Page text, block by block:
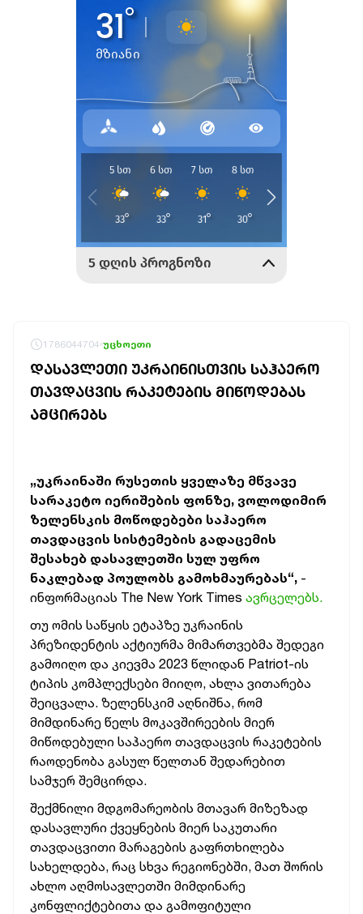
1786044704 უცხოეთი
ᲓᲐᲡᲐᲕᲚᲔᲗᲘ ᲣᲙᲠᲐᲘᲜᲘᲡᲗᲕᲘᲡ ᲡᲐᲰᲐᲔᲠᲝ
ᲗᲐᲕᲓᲐᲪᲕᲘᲡ ᲠᲐᲙᲔᲢᲔᲑᲘᲡ ᲛᲘᲬᲝᲓᲔᲑᲐᲡ
ᲐᲛᲪᲘᲠᲔᲑᲡ
„უკრაინაში რუსეთის ყველაზე მწვავე
სარაკეტო იერიშების ფონზე, ვოლოდიმირ
ზელენსკის მოწოდებები საჰაერო
თავდაცვის სისტემების გადაცემის
შესახებ დასავლეთში სულ უფრო
ნაკლებად პოულობს გამოხმაურებას“, -
ინფორმაციას The New York Times ავრცელებს.
თუ ომის საწყის ეტაპზე უკრაინის
პრეზიდენტის აქტიურმა მიმართვებმა შედეგი
გამოიღო და კიევმა 2023 წლიდან Patriot-ის
ტიპის კომპლექსები მიიღო, ახლა ვითარება
შეიცვალა. ზელენსკიმ აღნიშნა, რომ
მიმდინარე წელს მოკავშირეების მიერ
მიწოდებული საჰაერო თავდაცვის რაკეტების
რაოდენობა გასულ წელთან შედარებით
სამჯერ შემცირდა.
შექმნილი მდგომარეობის მთავარ მიზეზად
დასავლური ქვეყნების მიერ საკუთარი
თავდაცვითი მარაგების გაფრთხილება
სახელდება, რაც სხვა რეგიონებში, მათ შორის
ახლო აღმოსავლეთში მიმდინარე
კონფლიქტებითა და გამოფიტული